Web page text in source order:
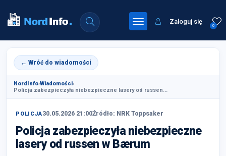
0
Zaloguj się
← Wróć do wiadomości
NordInfo›Wiadomości›
Policja zabezpieczyła niebezpieczne lasery od russen...
POLICJA30.05.2026 21:00Źródło: NRK Toppsaker
Policja zabezpieczyła niebezpieczne
lasery od russen w Bærum